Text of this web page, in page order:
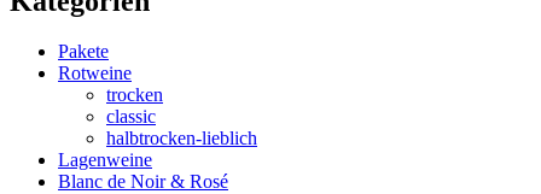
Pakete
Rotweine
trocken
classic
halbtrocken-lieblich
Lagenweine
Blanc de Noir & Rosé